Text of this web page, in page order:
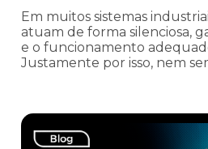
Em muitos sistemas
atuam de forma silenciosa,
e o funcionamento
Justamente por isso, nem